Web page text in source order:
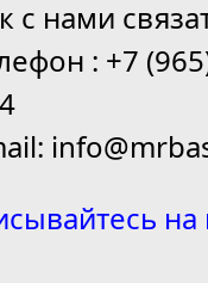
с нами
: +7
на